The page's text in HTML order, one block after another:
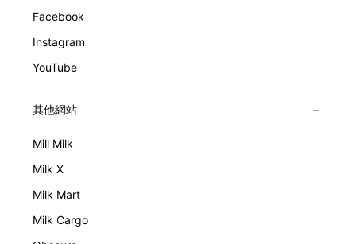
Facebook
Instagram
YouTube
其他網站
Mill Milk
Milk X
Milk Mart
Milk Cargo